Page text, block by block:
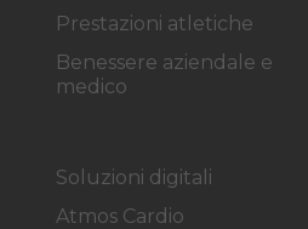
Prestazioni atletiche
Benessere aziendale e
medico
Soluzioni digitali
Atmos Cardio